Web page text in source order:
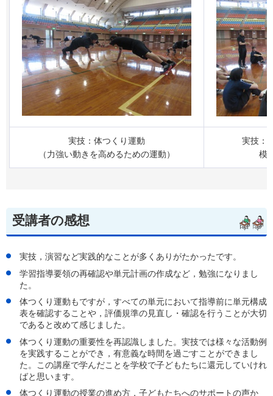
実技：体つくり運動
（力強い動きを高めるための運動）
実技：
模
受講者の感想
実技，演習など実践的なことが多くありがたかったです。
学習指導要領の再確認や単元計画の作成など，勉強になりまし
た。
体つくり運動もですが，すべての単元において指導前に単元構成
表を確認することや，評価規準の見直し・確認を行うことが大切
であると改めて感じました。
体つくり運動の重要性を再認識しました。実技では様々な活動例
を実践することができ，有意義な時間を過ごすことができまし
た。この講座で学んだことを学校で子どもたちに還元していけれ
ばと思います。
体つくり運動の授業の進め方，子どもたちへのサポートの声か